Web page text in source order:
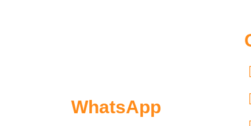
WhatsApp